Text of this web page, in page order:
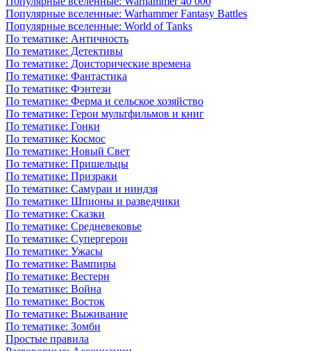
Популярные вселенные: Warhammer Fantasy Battles
Популярные вселенные: World of Tanks
По тематике: Античность
По тематике: Детективы
По тематике: Доисторические времена
По тематике: Фантастика
По тематике: Фэнтези
По тематике: Ферма и сельское хозяйство
По тематике: Герои мультфильмов и книг
По тематике: Гонки
По тематике: Космос
По тематике: Новый Свет
По тематике: Пришельцы
По тематике: Призраки
По тематике: Самураи и ниндзя
По тематике: Шпионы и разведчики
По тематике: Сказки
По тематике: Средневековье
По тематике: Супергерои
По тематике: Ужасы
По тематике: Вампиры
По тематике: Вестерн
По тематике: Война
По тематике: Восток
По тематике: Выживание
По тематике: Зомби
Простые правила